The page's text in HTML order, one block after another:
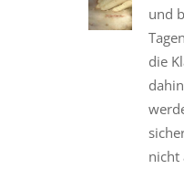
und
die
nicht